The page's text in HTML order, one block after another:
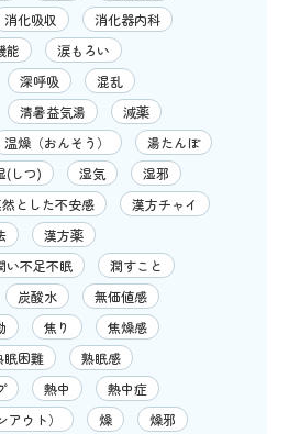
消化吸収
消化器内科
能
涙もろい
深呼吸
混乱
清暑益気湯
減薬
温燥（おんそう）
湯たんぽ
(しつ) 湿気
湿邪
とした不安感
漢方チャイ
漢方薬
い不足不眠
潤すこと
炭酸水
無価値感
焦り
焦燥感
眠困難
熟眠感
熱中
熱中症
ウト）
燥
燥邪